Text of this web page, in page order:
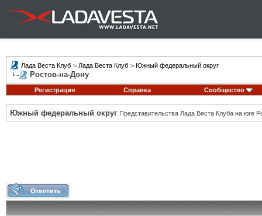
Лада Веста Клуб > Лада Веста Клуб > Южный федеральный округ
Ростов-на-Дону
Регистрация Справка Сообщество
Южный федеральный округ Представительства Лада Веста Клуба на юге